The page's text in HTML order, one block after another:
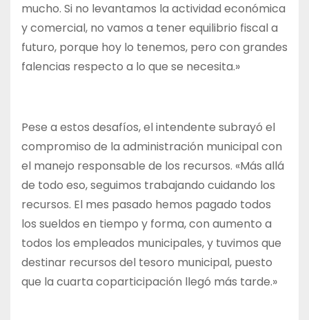
mucho. Si no levantamos la actividad económica
y comercial, no vamos a tener equilibrio fiscal a
futuro, porque hoy lo tenemos, pero con grandes
falencias respecto a lo que se necesita.»
Pese a estos desafíos, el intendente subrayó el
compromiso de la administración municipal con
el manejo responsable de los recursos. «Más allá
de todo eso, seguimos trabajando cuidando los
recursos. El mes pasado hemos pagado todos
los sueldos en tiempo y forma, con aumento a
todos los empleados municipales, y tuvimos que
destinar recursos del tesoro municipal, puesto
que la cuarta coparticipación llegó más tarde.»